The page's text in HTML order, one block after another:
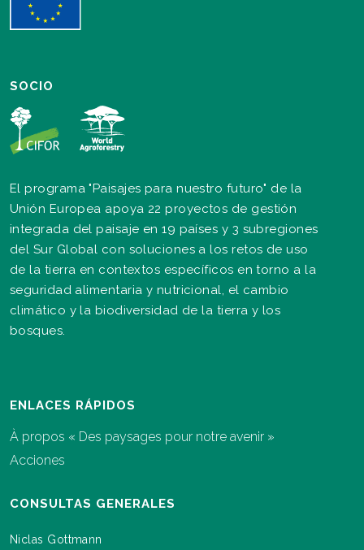
SOCIO
El programa "Paisajes para nuestro futuro" de la
Unión Europea apoya 22 proyectos de gestión
integrada del paisaje en 19 países y 3 subregiones
del Sur Global con soluciones a los retos de uso
de la tierra en contextos específicos en torno a la
seguridad alimentaria y nutricional, el cambio
climático y la biodiversidad de la tierra y los
bosques.
ENLACES RÁPIDOS
À propos « Des paysages pour notre avenir »
Acciones
CONSULTAS GENERALES
Niclas Gottmann